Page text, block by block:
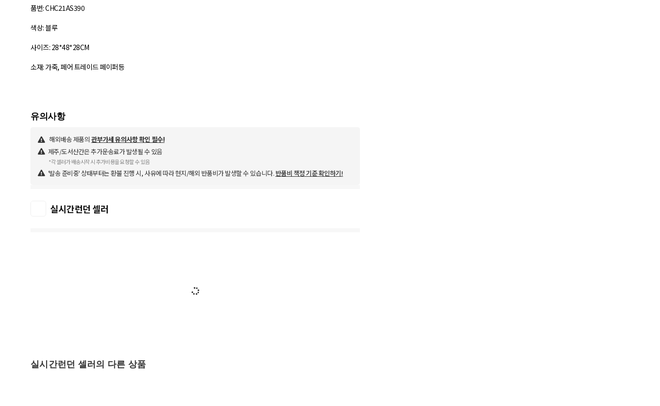
품번: CHC21AS390
색상: 블루
사이즈: 28*48*28CM
소재: 가죽, 페어 트레이드 페이퍼등
유의사항
해외배송 제품의 관부가세 유의사항 확인 필수!
제주/도서산간은 추가운송료가 발생될 수 있음
*각 셀러가 배송시작 시 추가비용을 요청할 수 있음
'발송 준비중' 상태부터는 환불 진행 시, 사유에 따라 현지/해외 반품비가 발생할 수 있습니다. 반품비 책정 기준 확인하기!
실시간런던 셀러
실시간런던 셀러의 다른 상품